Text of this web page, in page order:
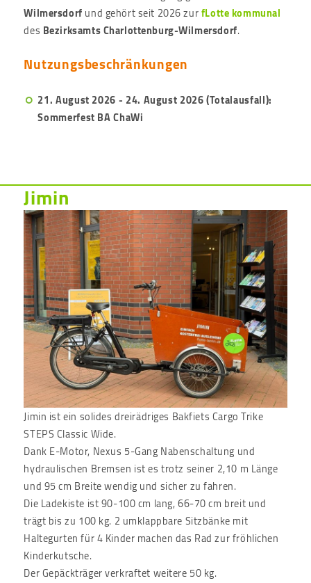
Wilmersdorfund gehört seit 2026 zurfLotte kommunal
des Bezirksamts Charlottenburg-Wilmersdorf.
Nutzungsbeschränkungen
21. August 2026 - 24. August 2026(Totalausfall):
Sommerfest BA ChaWi
Jimin
Jimin ist ein solides dreirädriges Bakfiets Cargo Trike
STEPS Classic Wide.
Dank E-Motor, Nexus 5-Gang Nabenschaltung und
hydraulischen Bremsen ist es trotz seiner 2,10 m Länge
und 95 cm Breite wendig und sicher zu fahren.
Die Ladekiste ist 90-100 cm lang, 66-70 cm breit und
trägt bis zu 100 kg. 2 umklappbare Sitzbänke mit
Haltegurten für 4 Kinder machen das Rad zur fröhlichen
Kinderkutsche.
Der Gepäckträger verkraftet weitere 50 kg.